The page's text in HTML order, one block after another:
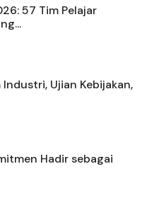
57 Tim Pelajar
Ujian Kebijakan,
Hadir sebagai